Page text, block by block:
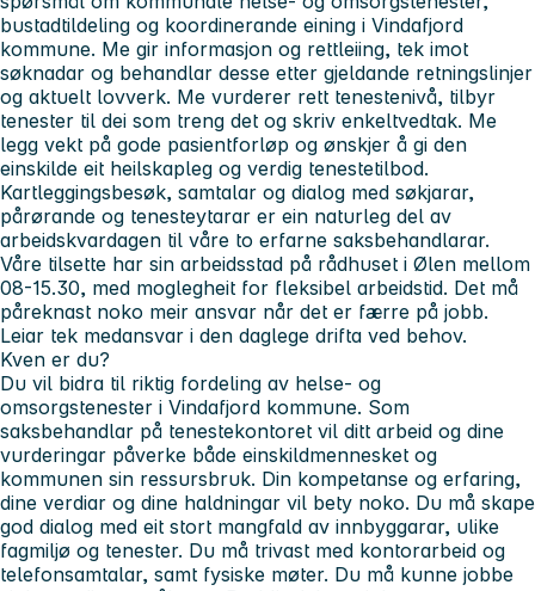
bustadtildeling og koordinerande eining i Vindafjord
kommune. Me gir informasjon og rettleiing, tek imot
søknadar og behandlar desse etter gjeldande retningslinjer
og aktuelt lovverk. Me vurderer rett tenestenivå, tilbyr
tenester til dei som treng det og skriv enkeltvedtak. Me
legg vekt på gode pasientforløp og ønskjer å gi den
einskilde eit heilskapleg og verdig tenestetilbod.
Kartleggingsbesøk, samtalar og dialog med søkjarar,
pårørande og tenesteytarar er ein naturleg del av
arbeidskvardagen til våre to erfarne saksbehandlarar.
Våre tilsette har sin arbeidsstad på rådhuset i Ølen mellom
08-15.30, med moglegheit for fleksibel arbeidstid. Det må
påreknast noko meir ansvar når det er færre på jobb.
Leiar tek medansvar i den daglege drifta ved behov.
Kven er du?
Du vil bidra til riktig fordeling av helse- og
omsorgstenester i Vindafjord kommune. Som
saksbehandlar på tenestekontoret vil ditt arbeid og dine
vurderingar påverke både einskildmennesket og
kommunen sin ressursbruk. Din kompetanse og erfaring,
dine verdiar og dine haldningar vil bety noko. Du må skape
god dialog med eit stort mangfald av innbyggarar, ulike
fagmiljø og tenester. Du må trivast med kontorarbeid og
telefonsamtalar, samt fysiske møter. Du må kunne jobbe